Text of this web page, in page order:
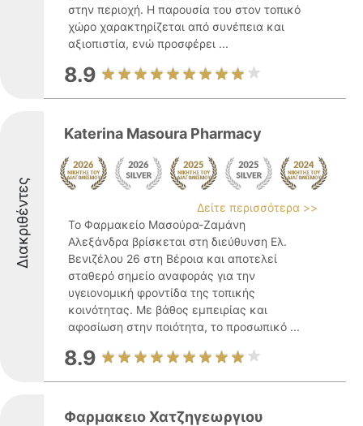
στην περιοχή. Η παρουσία του στον τοπικό
χώρο χαρακτηρίζεται από συνέπεια και
αξιοπιστία, ενώ προσφέρει ...
8.9
Διακριθέντες
Katerina Masoura Pharmacy
Δείτε περισσότερα >>
Το Φαρμακείο Μασούρα-Ζαμάνη
Αλεξάνδρα βρίσκεται στη διεύθυνση Ελ.
Βενιζέλου 26 στη Βέροια και αποτελεί
σταθερό σημείο αναφοράς για την
υγειονομική φροντίδα της τοπικής
κοινότητας. Με βάθος εμπειρίας και
αφοσίωση στην ποιότητα, το προσωπικό ...
8.9
Φαρμακειο Χατζηγεωργιου